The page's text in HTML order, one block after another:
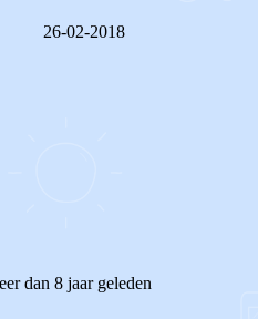
26-02-2018
dan 8 jaar geleden